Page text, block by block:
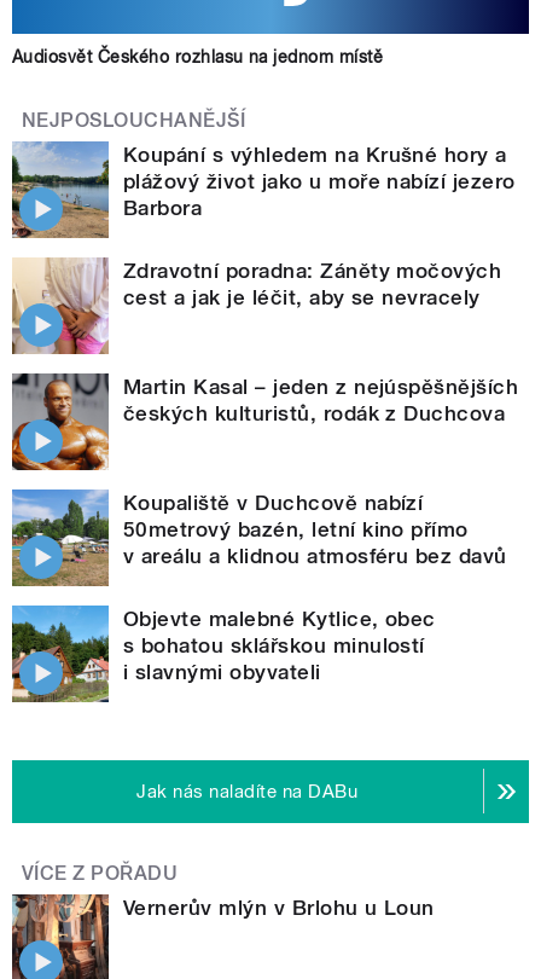
Audiosvět Českého rozhlasu na jednom místě
NEJPOSLOUCHANĚJŠÍ
Koupání s výhledem na Krušné hory a
plážový život jako u moře nabízí jezero
Barbora
Zdravotní poradna: Záněty močových
cest a jak je léčit, aby se nevracely
Martin Kasal – jeden z nejúspěšnějších
českých kulturistů, rodák z Duchcova
Koupaliště v Duchcově nabízí
50metrový bazén, letní kino přímo
v areálu a klidnou atmosféru bez davů
Objevte malebné Kytlice, obec
s bohatou sklářskou minulostí
i slavnými obyvateli
Jak nás naladíte na DABu
VÍCE Z POŘADU
Vernerův mlýn v Brlohu u Loun